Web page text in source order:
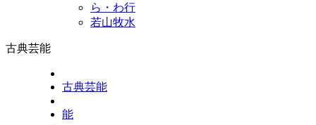
ら・わ行
若山牧水
古典芸能
古典芸能
能